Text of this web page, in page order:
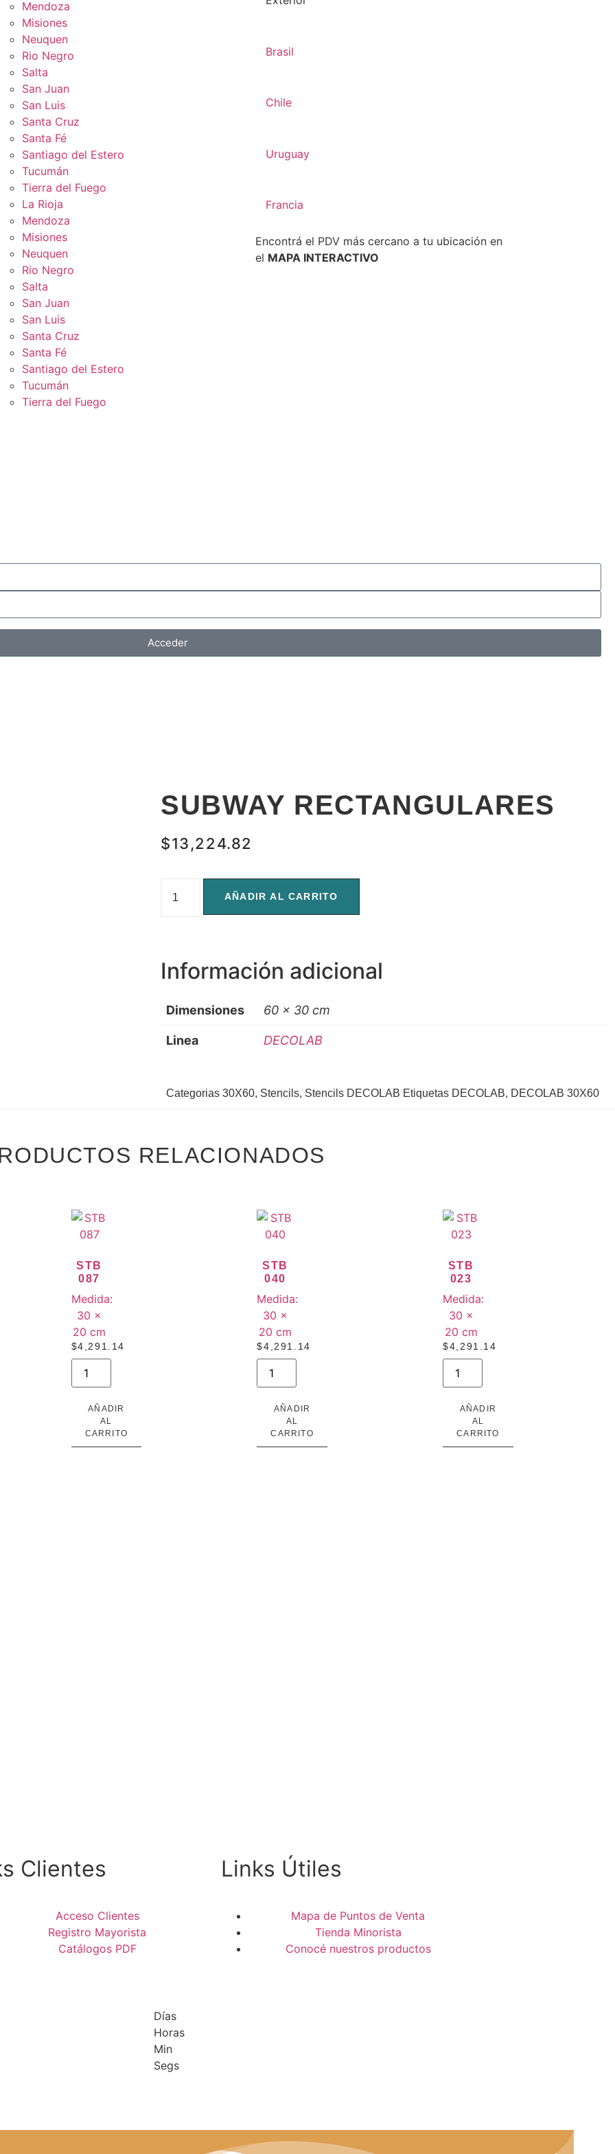
Mendoza
Misiones
Neuquen
Rio Negro
Salta
San Juan
San Luis
Santa Cruz
Santa Fé
Santiago del Estero
Tucumán
Tierra del Fuego
La Rioja
Mendoza
Misiones
Neuquen
Rio Negro
Salta
San Juan
San Luis
Santa Cruz
Santa Fé
Santiago del Estero
Tucumán
Tierra del Fuego
Brasil
Chile
Uruguay
Francia
Encontrá el PDV más cercano a tu ubicación en
el MAPA INTERACTIVO
Acceder
SUBWAY RECTANGULARES
$13,224.82
AÑADIR AL CARRITO
Información adicional
Dimensiones 60 × 30 cm
Linea DECOLAB
Categorias 30X60, Stencils, Stencils DECOLAB Etiquetas DECOLAB, DECOLAB 30X60
RELACIONADOS
STB
087
Medida:
30 ×
20 cm
$4,291.14
AÑADIR
AL
CARRITO
STB
040
Medida:
30 ×
20 cm
$4,291.14
AÑADIR
AL
CARRITO
STB
023
Medida:
30 ×
20 cm
$4,291.14
AÑADIR
AL
CARRITO
Clientes
Acceso Clientes
Registro Mayorista
Catálogos PDF
Links Útiles
Mapa de Puntos de Venta
Tienda Minorista
Conocé nuestros productos
Días
Horas
Min
Segs